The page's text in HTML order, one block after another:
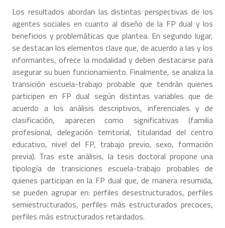
Los resultados abordan las distintas perspectivas de los
agentes sociales en cuanto al diseño de la FP dual y los
beneficios y problemáticas que plantea. En segundo lugar,
se destacan los elementos clave que, de acuerdo a las y los
informantes, ofrece la modalidad y deben destacarse para
asegurar su buen funcionamiento. Finalmente, se analiza la
transición escuela-trabajo probable que tendrán quienes
participen en FP dual según distintas variables que de
acuerdo a los análisis descriptivos, inferenciales y de
clasificación, aparecen como significativas (familia
profesional, delegación territorial, titularidad del centro
educativo, nivel del FP, trabajo previo, sexo, formación
previa). Tras este análisis, la tesis doctoral propone una
tipología de transiciones escuela-trabajo probables de
quienes participan en la FP dual que, de manera resumida,
se pueden agrupar en: perfiles desestructurados, perfiles
semiestructurados, perfiles más estructurados precoces,
perfiles más estructurados retardados.